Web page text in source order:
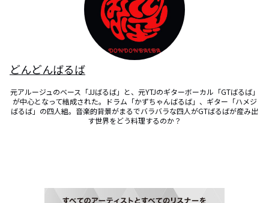
どんどんばるば
元アルージュのベース「JJばるば」と、元YTJのギターボーカル「GTばるば」
が中心となって結成された。ドラム「かずちゃんばるば」、ギター「ハメジ
ばるば」の四人組。音楽的背景がまるでバラバラな四人がGTばるばが産み出
す世界をどう料理するのか？